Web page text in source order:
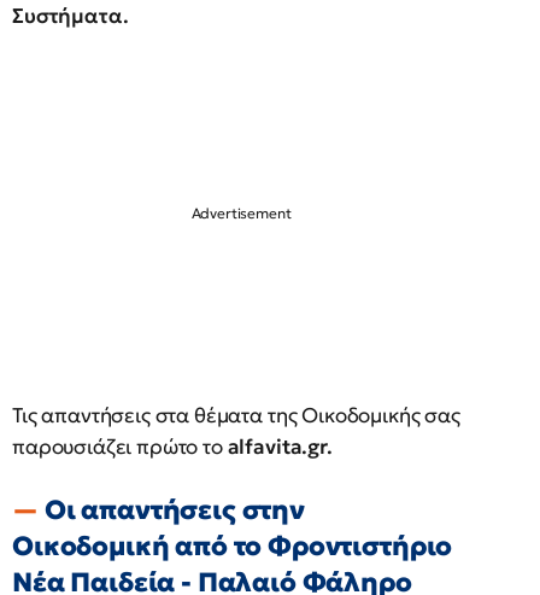
Συστήματα.
Τις απαντήσεις στα θέματα της Οικοδομικής σας
παρουσιάζει πρώτο τοalfavita.gr.
Οι απαντήσεις στην
Οικοδομική από το Φροντιστήριο
Νέα Παιδεία - Παλαιό Φάληρο